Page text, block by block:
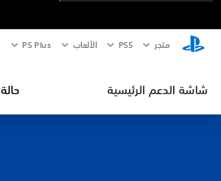
متجر PS5‏ الألعاب PS Plus
شاشة الدعم الرئيسية حالة PlayStation